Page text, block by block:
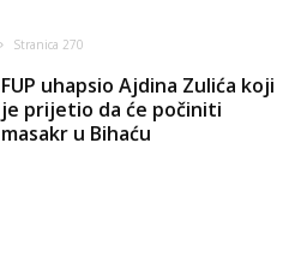
Stranica 270
FUP uhapsio Ajdina Zulića koji
je prijetio da će počiniti
masakr u Bihaću